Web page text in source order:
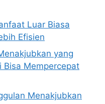
Luar Biasa
Efisien
yang
Bisa Mempercepat
Menakjubkan